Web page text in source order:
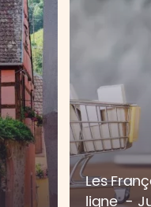
Les
ligne -